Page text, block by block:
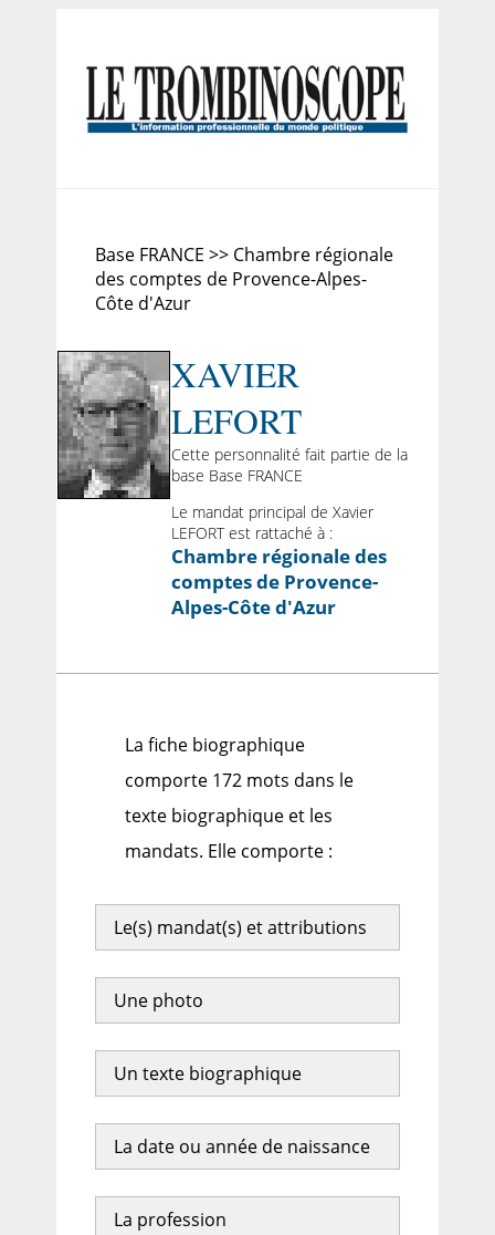
Base FRANCE >> Chambre régionale
des comptes de Provence-Alpes-
Côte d'Azur
XAVIER
LEFORT
Cette personnalité fait partie de la
base Base FRANCE
Le mandat principal de Xavier
LEFORT est rattaché à :
Chambre régionale des
comptes de Provence-
Alpes-Côte d'Azur
La fiche biographique
comporte 172 mots dans le
texte biographique et les
mandats. Elle comporte :
Le(s) mandat(s) et attributions
Une photo
Un texte biographique
La date ou année de naissance
La profession